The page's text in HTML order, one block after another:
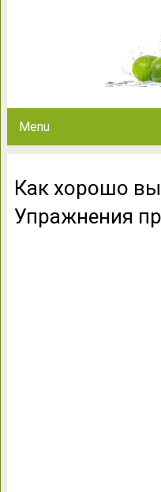
Menu
Как хорошо
Упражнения